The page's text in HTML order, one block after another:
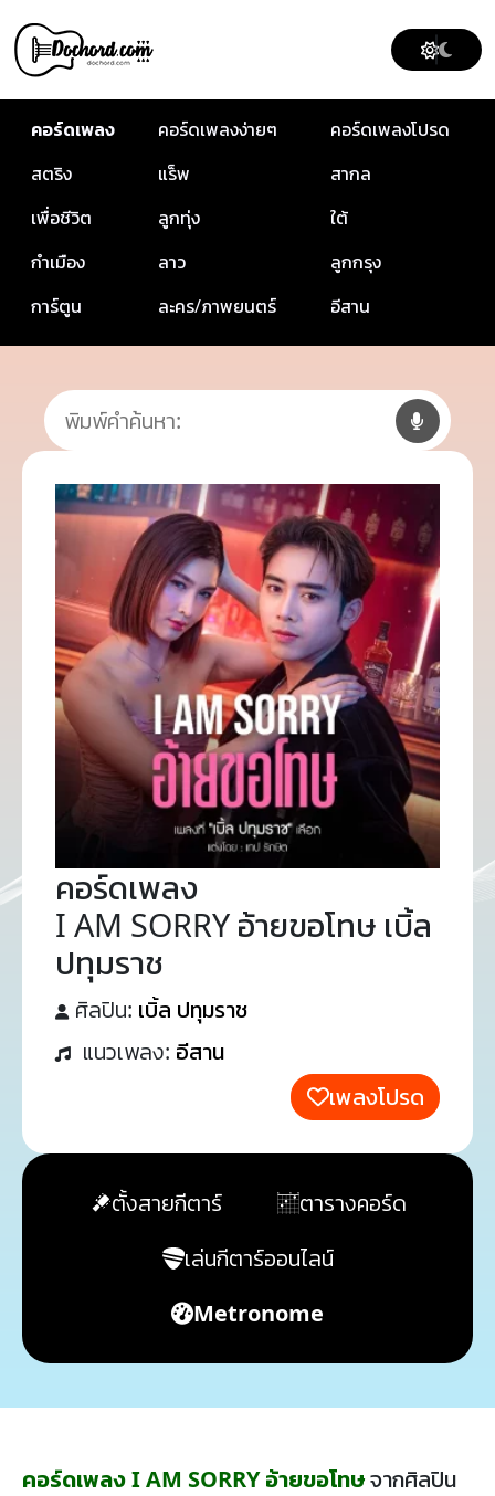
คอร์ดเพลง คอร์ดเพลงง่ายๆ
คอร์ดเพลงโปรด
สตริง
แร็พ
สากล
เพื่อชีวิต
ลูกทุ่ง
ใต้
กำเมือง
ลาว
ลูกกรุง
การ์ตูน
ละคร/ภาพยนตร์ อีสาน
คอร์ดเพลง
I AM SORRY อ้ายขอโทษ เบิ้ล
ปทุมราช
ศิลปิน: เบิ้ล ปทุมราช
แนวเพลง: อีสาน
เพลงโปรด
ตั้งสายกีตาร์
ตารางคอร์ด
เล่นกีตาร์ออนไลน์
Metronome
คอร์ดเพลง I AM SORRY อ้ายขอโทษจากศิลปิน